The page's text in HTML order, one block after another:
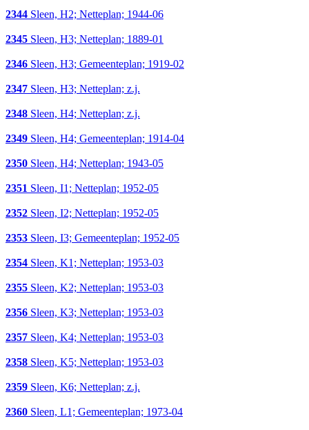
2344 Sleen, H2; Netteplan; 1944-06
2345 Sleen, H3; Netteplan; 1889-01
2346 Sleen, H3; Gemeenteplan; 1919-02
2347 Sleen, H3; Netteplan; z.j.
2348 Sleen, H4; Netteplan; z.j.
2349 Sleen, H4; Gemeenteplan; 1914-04
2350 Sleen, H4; Netteplan; 1943-05
2351 Sleen, I1; Netteplan; 1952-05
2352 Sleen, I2; Netteplan; 1952-05
2353 Sleen, I3; Gemeenteplan; 1952-05
2354 Sleen, K1; Netteplan; 1953-03
2355 Sleen, K2; Netteplan; 1953-03
2356 Sleen, K3; Netteplan; 1953-03
2357 Sleen, K4; Netteplan; 1953-03
2358 Sleen, K5; Netteplan; 1953-03
2359 Sleen, K6; Netteplan; z.j.
2360 Sleen, L1; Gemeenteplan; 1973-04